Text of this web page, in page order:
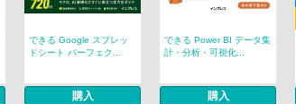
できる Google スプレッ
ドシート パーフェク...
購入
できる Power BI データ集
計・分析・可視化...
購入